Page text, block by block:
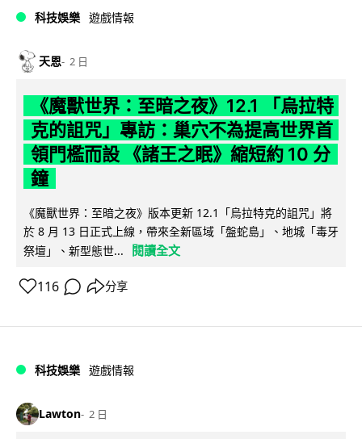
科技娛樂 遊戲情報
天恩 2 日
《魔獸世界：至暗之夜》12.1 「烏拉特
克的詛咒」專訪：巢穴不為提高世界首
領門檻而設 《諸王之眠》縮短約 10 分
鐘
《魔獸世界：至暗之夜》版本更新 12.1「烏拉特克的詛咒」將
於 8 月 13 日正式上線，帶來全新區域「盤蛇島」、地城「毒牙
祭壇」、新型態世...
閱讀全文
116 分享
科技娛樂 遊戲情報
Lawton 2 日